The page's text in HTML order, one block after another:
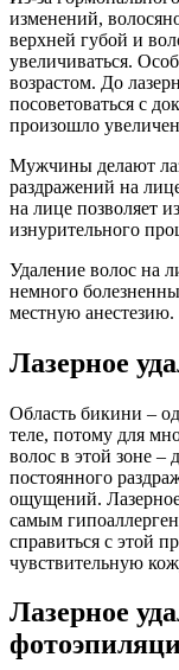
изменений,
верхней губой и
увеличиваться.
возрастом. До
посоветоваться с
произошло
Мужчины делают
раздражений на
на лице позволяет
изнурительного
Удаление волос на
немного
местную анестезию.
Лазерное
Область бикини –
теле, потому для
волос в этой зоне –
постоянного
ощущений. Лазерное
самым
справиться с этой
чувствительную
Лазерное